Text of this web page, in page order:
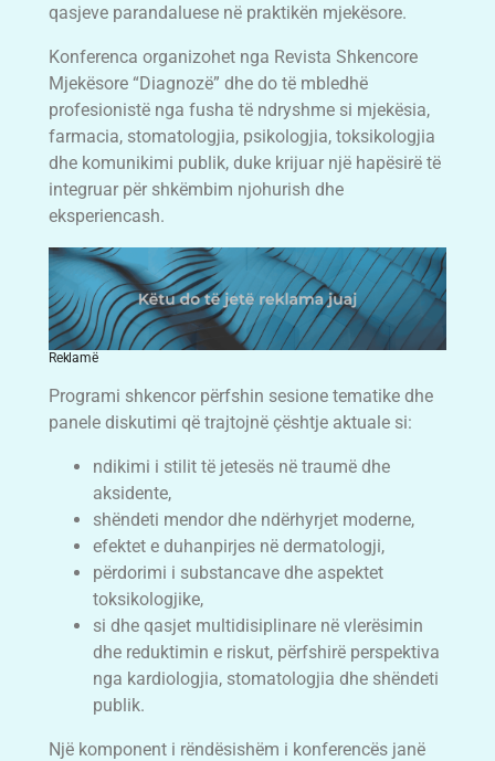
qasjeve parandaluese në praktikën mjekësore.
Konferenca organizohet nga Revista Shkencore
Mjekësore “Diagnozë” dhe do të mbledhë
profesionistë nga fusha të ndryshme si mjekësia,
farmacia, stomatologjia, psikologjia, toksikologjia
dhe komunikimi publik, duke krijuar një hapësirë të
integruar për shkëmbim njohurish dhe
eksperiencash.
Reklamë
Programi shkencor përfshin sesione tematike dhe
panele diskutimi që trajtojnë çështje aktuale si:
ndikimi i stilit të jetesës në traumë dhe
aksidente,
shëndeti mendor dhe ndërhyrjet moderne,
efektet e duhanpirjes në dermatologji,
përdorimi i substancave dhe aspektet
toksikologjike,
si dhe qasjet multidisiplinare në vlerësimin
dhe reduktimin e riskut, përfshirë perspektiva
nga kardiologjia, stomatologjia dhe shëndeti
publik.
Një komponent i rëndësishëm i konferencës janë